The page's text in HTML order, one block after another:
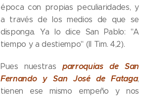
época con propias peculiaridades, y
a través de los medios de que se
disponga. Ya lo dice San Pablo: "A
tiempo y a destiempo" (II Tim. 4,2).
Pues nuestras parroquias de San
Fernando y San José de Fataga,
tienen ese mismo empeño y nos